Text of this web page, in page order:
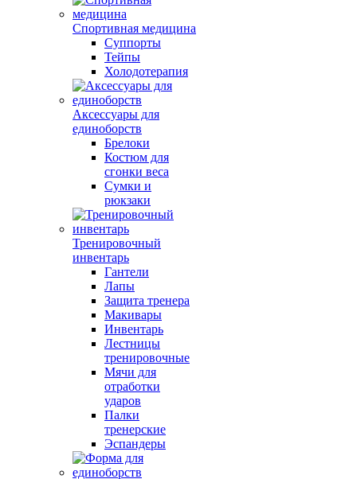
Спортивная медицина
Суппорты
Тейпы
Холодотерапия
Аксессуары для
единоборств
Брелоки
Костюм для
сгонки веса
Сумки и
рюкзаки
Тренировочный
инвентарь
Гантели
Лапы
Защита тренера
Макивары
Инвентарь
Лестницы
тренировочные
Мячи для
отработки
ударов
Палки
тренерские
Эспандеры